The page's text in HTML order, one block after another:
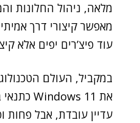
מאפשר קיצורי דרך
עוד פיצ’רים יפים אלא
עדיין עובדת, אבל פחות